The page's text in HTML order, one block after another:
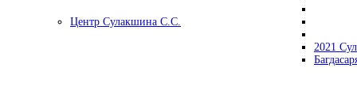
Центр Сулакшина С.С.
2021